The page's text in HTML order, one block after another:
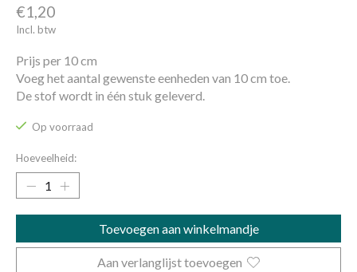
€1,20
Incl. btw
Prijs per 10 cm
Voeg het aantal gewenste eenheden van 10 cm toe.
De stof wordt in één stuk geleverd.
Op voorraad
Hoeveelheid:
Toevoegen aan winkelmandje
Aan verlanglijst toevoegen